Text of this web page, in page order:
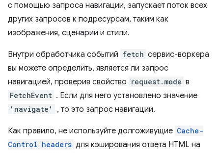
с помощью запроса навигации, запускает поток всех
других запросов к подресурсам, таким как
изображения, сценарии и стили.
Внутри обработчика событий fetch сервис-воркера
вы можете определить, является ли запрос
навигацией, проверив свойство request.mode в
FetchEvent . Если для него установлено значение
'navigate' , то это запрос навигации.
Как правило, не используйте долгоживущие Cache-
Control headers для кэширования ответа HTML на